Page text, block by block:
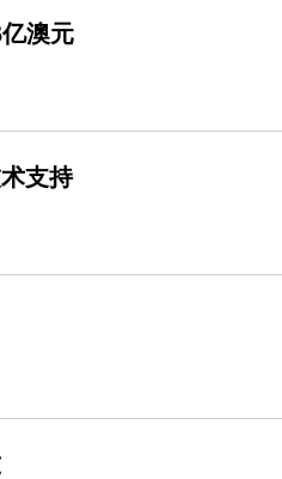
澳元
支持